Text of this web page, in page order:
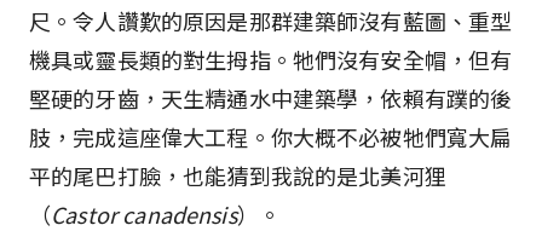
尺。令人讚歎的原因是那群建築師沒有藍圖、重型
機具或靈長類的對生拇指。牠們沒有安全帽，但有
堅硬的牙齒，天生精通水中建築學，依賴有蹼的後
肢，完成這座偉大工程。你大概不必被牠們寬大扁
平的尾巴打臉，也能猜到我說的是北美河狸
（Castor canadensis）。